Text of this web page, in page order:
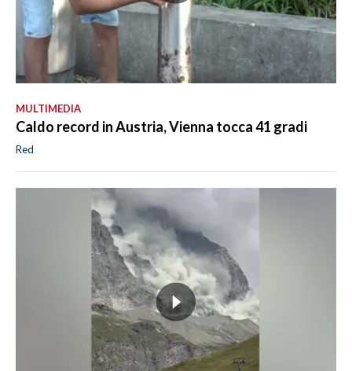
MULTIMEDIA
Caldo record in Austria, Vienna tocca 41 gradi
Red